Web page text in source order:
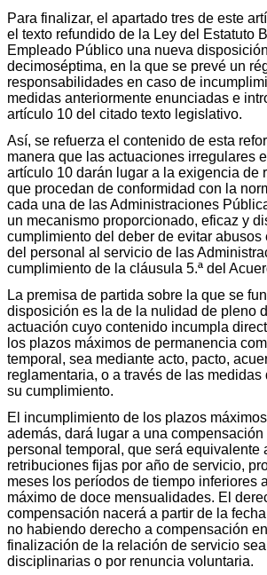
Para finalizar, el apartado tres de este
el texto refundido de la Ley del Estatuto
Empleado Público una nueva
decimoséptima, en la que se prevé un
responsabilidades en caso de
medidas anteriormente enunciadas e
artículo 10 del citado texto legislativo.
Así, se refuerza el contenido de esta
manera que las actuaciones irregulares
artículo 10 darán lugar a la exigencia de
que procedan de conformidad con la
cada una de las Administraciones
un mecanismo proporcionado, eficaz y
cumplimiento del deber de evitar abusos
del personal al servicio de las
cumplimiento de la cláusula 5.ª del
La premisa de partida sobre la que se
disposición es la de la nulidad de pleno
actuación cuyo contenido incumpla
los plazos máximos de permanencia
temporal, sea mediante acto, pacto,
reglamentaria, o a través de las medidas
su cumplimiento.
El incumplimiento de los plazos
además, dará lugar a una compensación
personal temporal, que será equivalente
retribuciones fijas por año de servicio,
meses los períodos de tiempo inferiores
máximo de doce mensualidades. El
compensación nacerá a partir de la
no habiendo derecho a compensación
finalización de la relación de servicio
disciplinarias o por renuncia voluntaria.